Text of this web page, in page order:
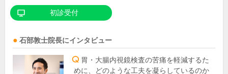
初診受付
石部敦士院長にインタビュー
胃・大腸内視鏡検査の苦痛を軽減するた
めに、どのような工夫を凝らしているのか